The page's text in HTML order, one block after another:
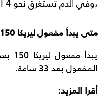
متى يبدأ مفعول ليريكا 150؟
المفعول بعد 33 ساعة.
أقرا المزيد: